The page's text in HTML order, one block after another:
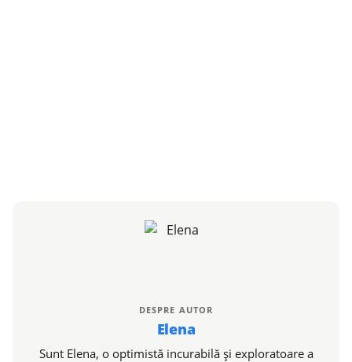
DESPRE AUTOR
Elena
Sunt Elena, o optimistă incurabilă și exploratoare a